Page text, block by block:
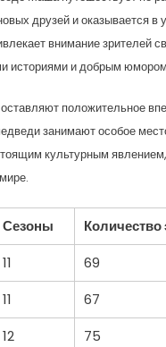
друзей и оказывается в
внимание зрителей
историями и добрым
положительное
занимают особое
культурным
Сезоны
Количество
11
69
11
67
12
75